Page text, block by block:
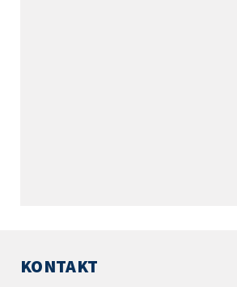
KONTAKT